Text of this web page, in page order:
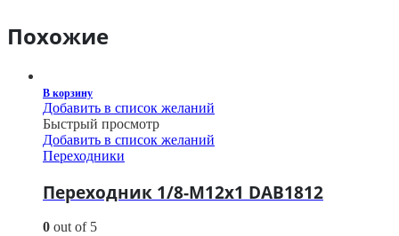
Похожие
В корзину
Добавить в список желаний
Быстрый просмотр
Добавить в список желаний
Переходники
Переходник 1/8-M12х1 DAB1812
0 out of 5